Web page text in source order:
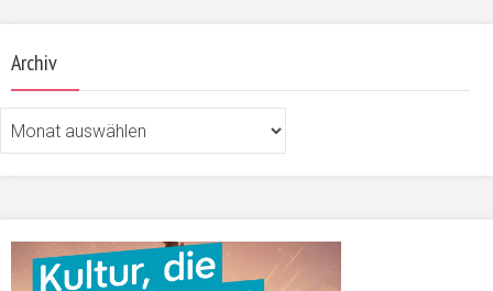
Archiv
Archiv